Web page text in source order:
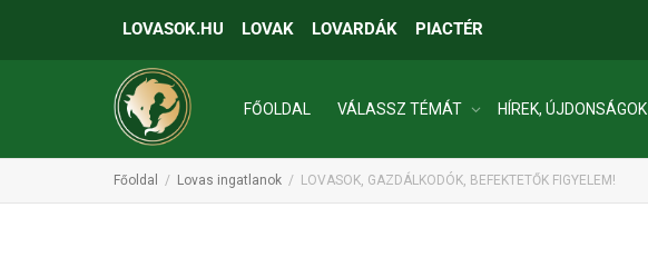
LOVASOK.HU LOVAK LOVARDÁK PIACTÉR
FŐOLDAL VÁLASSZ TÉMÁT HÍREK, ÚJDONSÁGOK
INGATLANOK
Főoldal Lovas ingatlanok LOVASOK, GAZDÁLKODÓK, BEFEKTETŐK FIGYELEM!